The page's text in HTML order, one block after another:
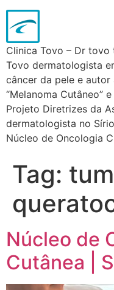
Clinica Tovo – Dr tovo
Tovo dermatologista
câncer da pele e
“Melanoma Cutâneo”
Projeto Diretrizes da
dermatologista no
Núcleo de Oncologia
Tag:
Núcleo de
Cutânea |